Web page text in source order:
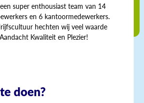
super enthousiast team van 14
en 6 kantoormedewerkers.
hechten wij veel waarde
Kwaliteit en Plezier!
doen?